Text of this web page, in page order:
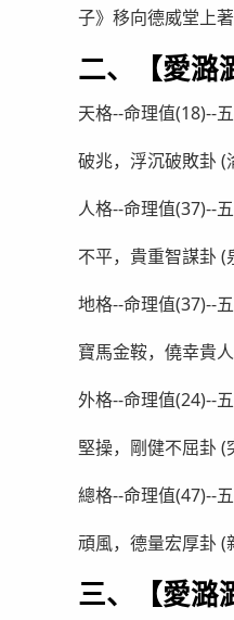
子》移向德威堂上
二、【愛潞
天格--命理值(18)--
破兆，浮沉破敗卦 (
人格--命理值(37)--
不平，貴重智謀卦
地格--命理值(37)--
寶馬金鞍，僥幸貴
外格--命理值(24)--
堅操，剛健不屈卦
總格--命理值(47)--
頑風，德量宏厚卦 (
三、【愛潞